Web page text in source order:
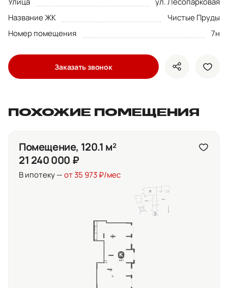
Название ЖК
Чистые Пруды
Номер помещения
7н
Заказать звонок показать
ПОХОЖИЕ ПОМЕЩЕНИЯ
Помещение, 120.1 м²
21 240 000 ₽
В ипотеку —от 35 973 ₽/мес